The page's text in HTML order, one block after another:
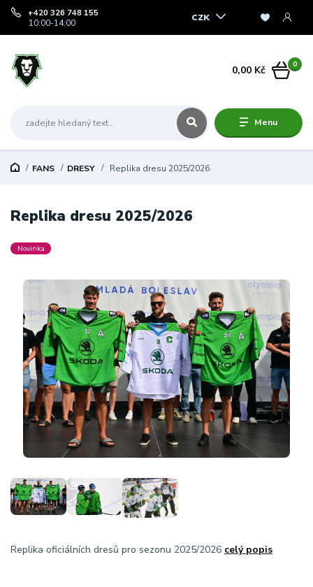
Menu
CZK
+420 326 748 155
10:00-14:00
0
0,00 Kč
FANS DRESY Replika dresu 2025/2026
Replika dresu 2025/2026
Novinka
Replika oficiálních dresů pro sezonu 2025/2026 celý popis